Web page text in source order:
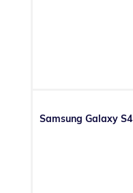
Samsung Galaxy S4